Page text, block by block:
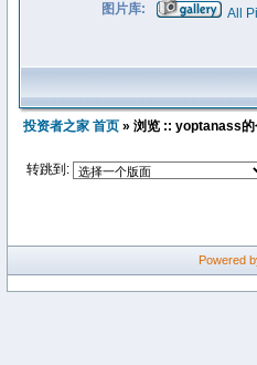
图片库:
All
投资者之家 首页 » 浏览 :: yoptanass的
转跳到:
Powered